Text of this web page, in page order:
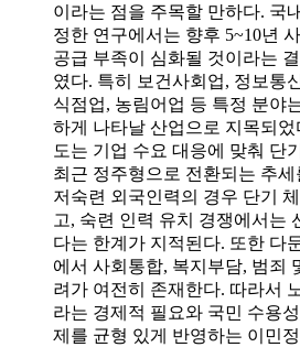
이라는 점을 주목할 만하다. 국
정한 연구에서는 향후 5~10년
공급 부족이 심화될 것이라는
였다. 특히 보건사회업, 정보통
식점업, 농림어업 등 특정 분야
하게 나타날 산업으로 지목되었
도는 기업 수요 대응에 맞춰 단
최근 정주형으로 전환되는 추
저숙련 외국인력의 경우 단기
고, 숙련 인력 유치 경쟁에서는
다는 한계가 지적된다. 또한 다
에서 사회통합, 복지부담, 범죄
려가 여전히 존재한다. 따라서
라는 경제적 필요와 국민 수용
제를 균형 있게 반영하는 이민